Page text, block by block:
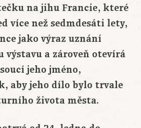
na jihu Francie, které
více než sedmdesáti lety,
jako výraz uznání
výstavu a zároveň otevírá
jeho jméno,
aby jeho dílo bylo trvale
života města.